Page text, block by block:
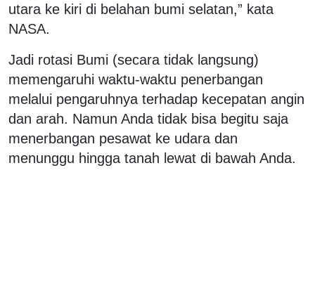
utara ke kiri di belahan bumi selatan,” kata
NASA.
Jadi rotasi Bumi (secara tidak langsung)
memengaruhi waktu-waktu penerbangan
melalui pengaruhnya terhadap kecepatan angin
dan arah. Namun Anda tidak bisa begitu saja
menerbangan pesawat ke udara dan
menunggu hingga tanah lewat di bawah Anda.